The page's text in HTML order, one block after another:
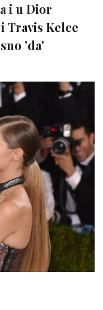
i u Dior
Travis Kelce
'da'